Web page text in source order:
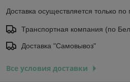
Доставка осуществляется только по
Транспортная компания (по
Доставка "Самовывоз"
Все условия доставки